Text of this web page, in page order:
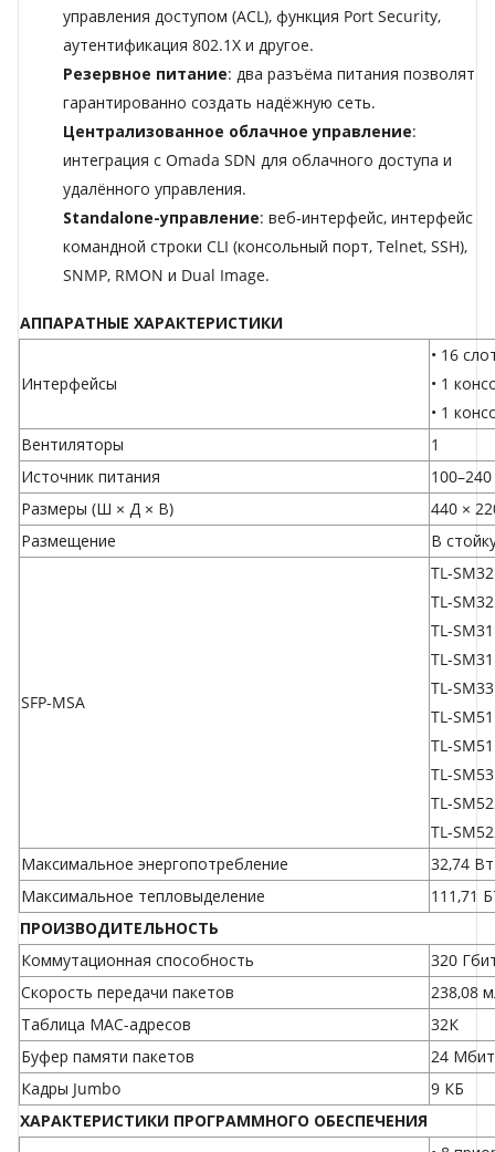
управления доступом (ACL), функция Port Security,
аутентификация 802.1X и другое.
Резервное питание: два разъёма питания позволят
гарантированно создать надёжную сеть.
Централизованное облачное управление:
интеграция с Omada SDN для облачного доступа и
удалённого управления.
Standalone-управление: веб‑интерфейс, интерфейс
командной строки CLI (консольный порт, Telnet, SSH),
SNMP, RMON и Dual Image.
АППАРАТНЫЕ ХАРАКТЕРИСТИКИ
Интерфейсы
• 16
• 1
• 1
Вентиляторы
1
Источник питания
Размеры (Ш × Д × В)
440 ×
Размещение
В
SFP-MSA
TL-
TL-
TL-
TL-
TL-
TL-
TL-
TL-
TL-
TL-
Максимальное энергопотребление
32,74
Максимальное тепловыделение
111,71
ПРОИЗВОДИТЕЛЬНОСТЬ
Коммутационная способность
320
Скорость передачи пакетов
238,08
Таблица МАС-адресов
32К
Буфер памяти пакетов
24 Мбит
Кадры Jumbo
9 КБ
ХАРАКТЕРИСТИКИ ПРОГРАММНОГО ОБЕСПЕЧЕНИЯ